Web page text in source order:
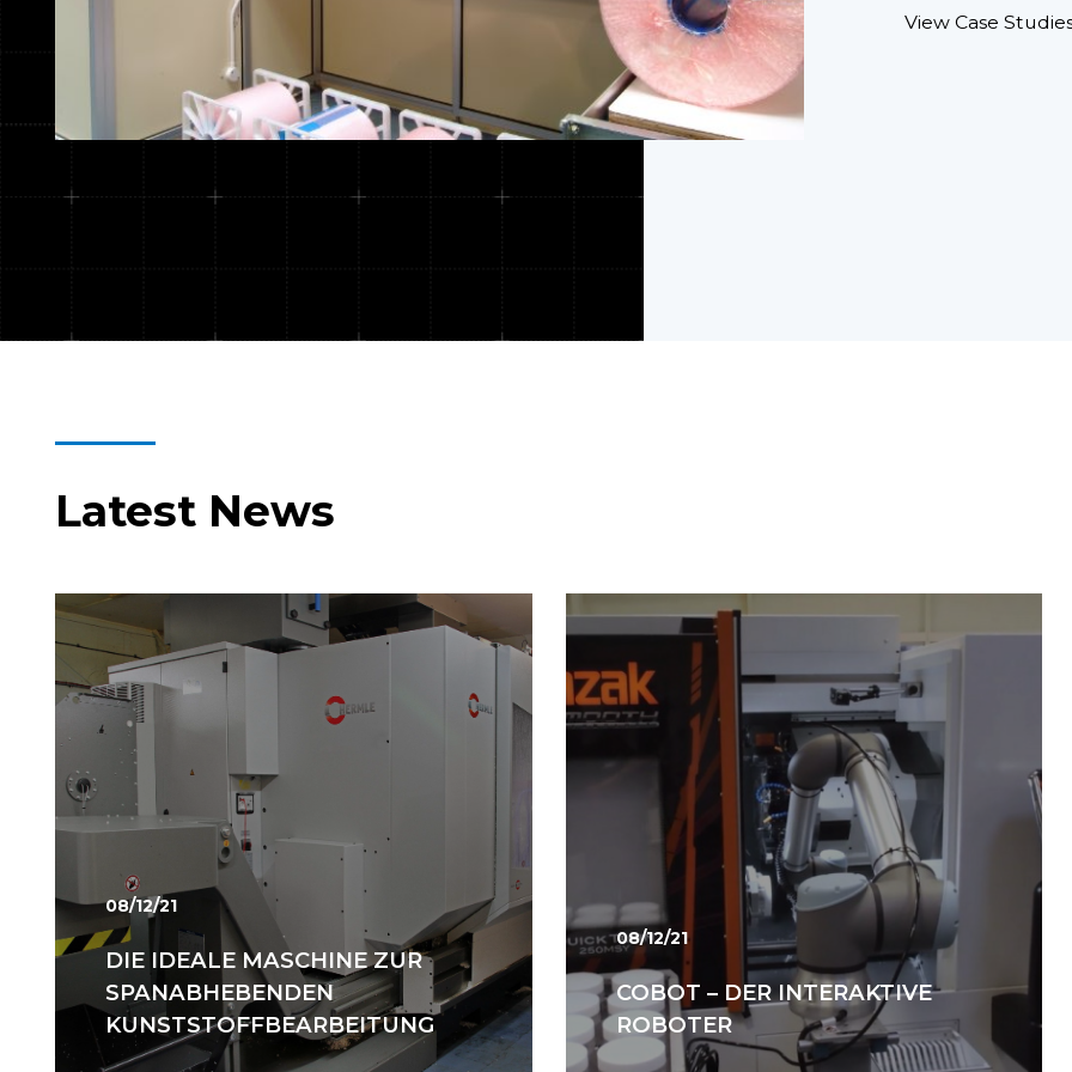
View Case
Latest News
08/12/21
DIE IDEALE MASCHINE ZUR
SPANABHEBENDEN
KUNSTSTOFFBEARBEITUNG
08/12/21
COBOT – DER INTERAKTIVE
ROBOTER